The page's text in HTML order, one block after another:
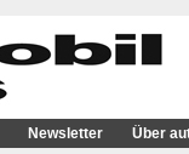
Newsletter
Über